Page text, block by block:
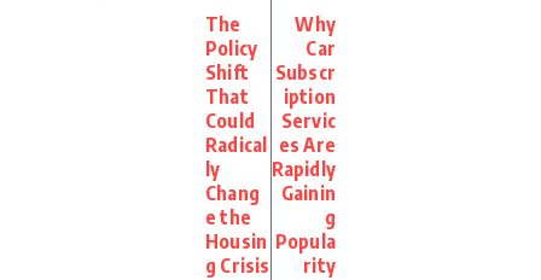
The
Policy
Shift
That
Could
Radical
ly
Chang
e the
Housin
g Crisis
Why
Car
Subscr
iption
Servic
es Are
Rapidly
Gainin
g
Popula
rity